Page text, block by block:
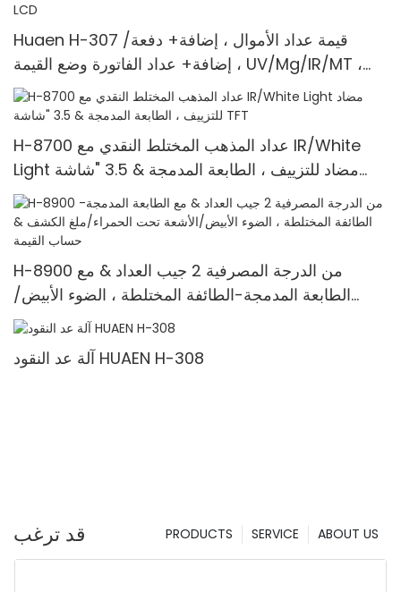
Huaen H-307 قيمة عداد الأموال ، إضافة+ دفعة/
إضافة+ عداد الفاتورة وضع القيمة ، UV/Mg/IR/MT ،
1100 فواتير/دقيقة ، مع شاشة LCD
H-8700 عداد المذهب المختلط النقدي مع IR/White
Light مضاد للتزييف ، الطابعة المدمجة & 3.5 "شاشة
TFT
H-8900 من الدرجة المصرفية 2 جيب العداد & مع
الطابعة المدمجة-الطائفة المختلطة ، الضوء الأبيض/
الأشعة تحت الحمراء/ملغ الكشف & حساب القيمة
آلة عد النقود HUAEN H-308
قد ترغب ABOUT US
SERVICE
PRODUCTS